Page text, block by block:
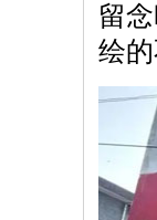
留
绘